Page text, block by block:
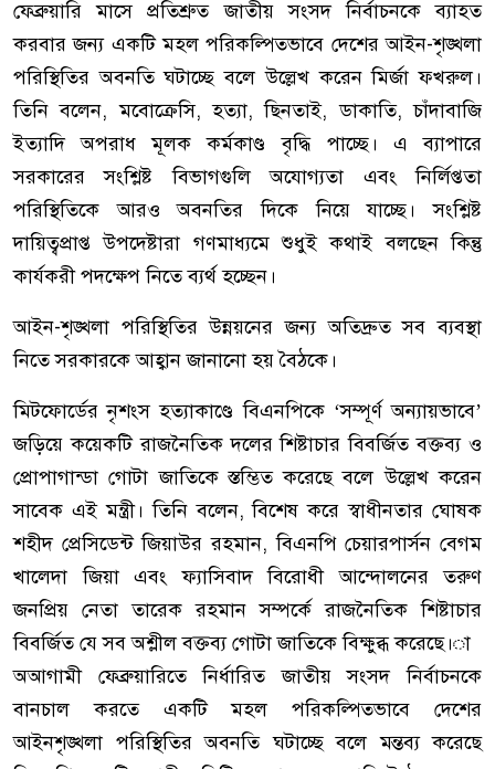
ফেব্রুয়ারি মাসে প্রতিশ্রুত জাতীয় সংসদ নির্বাচনকে ব্যাহত
করবার জন্য একটি মহল পরিকল্পিতভাবে দেশের আইন-শৃঙ্খলা
পরিস্থিতির অবনতি ঘটাচ্ছে বলে উল্লেখ করেন মির্জা ফখরুল।
তিনি বলেন, মবোক্রেসি, হত্যা, ছিনতাই, ডাকাতি, চাঁদাবাজি
ইত্যাদি অপরাধ মূলক কর্মকাণ্ড বৃদ্ধি পাচ্ছে। এ ব্যাপারে
সরকারের সংশ্লিষ্ট বিভাগগুলি অযোগ্যতা এবং নির্লিপ্ততা
পরিস্থিতিকে আরও অবনতির দিকে নিয়ে যাচ্ছে। সংশ্লিষ্ট
দায়িত্বপ্রাপ্ত উপদেষ্টারা গণমাধ্যমে শুধুই কথাই বলছেন কিন্তু
কার্যকরী পদক্ষেপ নিতে ব্যর্থ হচ্ছেন।
আইন-শৃঙ্খলা পরিস্থিতির উন্নয়নের জন্য অতিদ্রুত সব ব্যবস্থা
নিতে সরকারকে আহ্বান জানানো হয় বৈঠকে।
মিটফোর্ডের নৃশংস হত্যাকাণ্ডে বিএনপিকে ‘সম্পূর্ণ অন্যায়ভাবে’
জড়িয়ে কয়েকটি রাজনৈতিক দলের শিষ্টাচার বিবর্জিত বক্তব্য ও
প্রোপাগান্ডা গোটা জাতিকে স্তম্ভিত করেছে বলে উল্লেখ করেন
সাবেক এই মন্ত্রী। তিনি বলেন, বিশেষ করে স্বাধীনতার ঘোষক
শহীদ প্রেসিডেন্ট জিয়াউর রহমান, বিএনপি চেয়ারপার্সন বেগম
খালেদা জিয়া এবং ফ্যাসিবাদ বিরোধী আন্দোলনের তরুণ
জনপ্রিয় নেতা তারেক রহমান সম্পর্কে রাজনৈতিক শিষ্টাচার
বিবর্জিত যে সব অশ্লীল বক্তব্য গোটা জাতিকে বিক্ষুব্ধ করেছে।া
অআগামী ফেব্রুয়ারিতে নির্ধারিত জাতীয় সংসদ নির্বাচনকে
বানচাল করতে একটি মহল পরিকল্পিতভাবে দেশের
আইনশৃঙ্খলা পরিস্থিতির অবনতি ঘটাচ্ছে বলে মন্তব্য করেছে